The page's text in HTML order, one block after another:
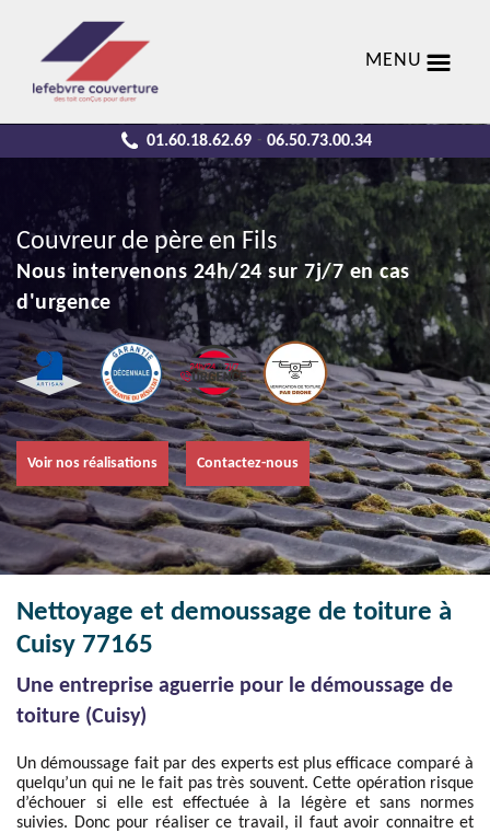
MENU
01.60.18.62.69 - 06.50.73.00.34
Couvreur de père en Fils
Nous intervenons 24h/24 sur 7j/7 en cas
d'urgence
Voir nos réalisations Contactez-nous
Nettoyage et demoussage de toiture à
Cuisy 77165
Une entreprise aguerrie pour le démoussage de
toiture (Cuisy)
Un démoussage fait par des experts est plus efficace comparé à
quelqu’un qui ne le fait pas très souvent. Cette opération risque
d’échouer si elle est effectuée à la légère et sans normes
suivies. Donc pour réaliser ce travail, il faut avoir connaitre et